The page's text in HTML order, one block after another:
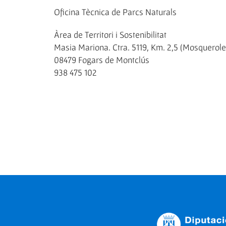
Oficina Tècnica de Parcs Naturals
Àrea de Territori i Sostenibilitat
Masia Mariona. Ctra. 5119, Km. 2,5
08479 Fogars de Montclús
938 475 102